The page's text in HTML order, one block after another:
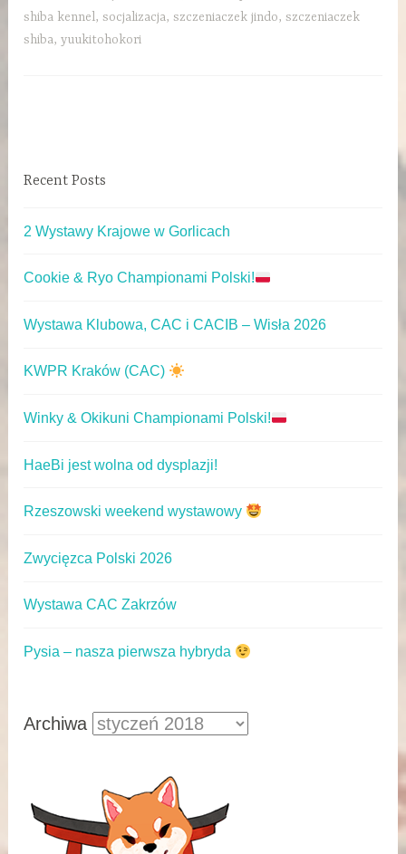
shiba kennel,socjalizacja,szczeniaczek jindo,szczeniaczek
shiba,yuukitohokori
Recent Posts
2 Wystawy Krajowe w Gorlicach
Cookie & Ryo Championami Polski!
Wystawa Klubowa, CAC i CACIB – Wisła 2026
KWPR Kraków (CAC)
Winky & Okikuni Championami Polski!
HaeBi jest wolna od dysplazji!
Rzeszowski weekend wystawowy
Zwycięzca Polski 2026
Wystawa CAC Zakrzów
Pysia – nasza pierwsza hybryda
Archiwa